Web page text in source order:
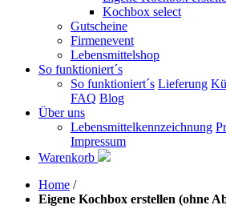
Kochbox select
Gutscheine
Firmenevent
Lebensmittelshop
So funktioniert´s
So funktioniert´s Lieferung
FAQ Blog
Über uns
Lebensmittelkennzeichnung
Impressum
Warenkorb
Home /
Eigene Kochbox erstellen (ohne